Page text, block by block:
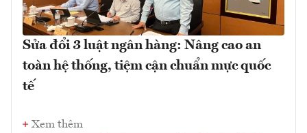
Sửa đổi 3 luật ngân hàng: Nâng cao an
toàn hệ thống, tiệm cận chuẩn mực quốc
tế
Xem thêm